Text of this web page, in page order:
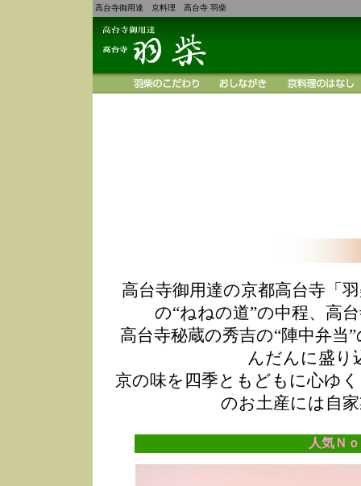
高台寺御用達 京料理 高台寺 羽柴
高台寺御用達の京都高台寺「
の“ねねの道”の中程、高
高台寺秘蔵の秀吉の“陣中弁
んだんに盛り
京の味を四季ともどもに心ゆ
のお土産には自
人気Ｎ